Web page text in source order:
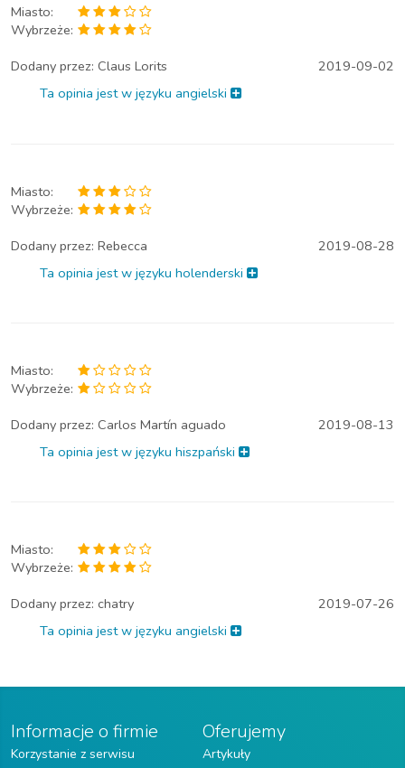
Miasto:
Wybrzeże:
Dodany przez: Claus Lorits
2019-09-02
Ta opinia jest w języku angielski
Miasto:
Wybrzeże:
Dodany przez: Rebecca
2019-08-28
Ta opinia jest w języku holenderski
Miasto:
Wybrzeże:
Dodany przez: Carlos Martín aguado
2019-08-13
Ta opinia jest w języku hiszpański
Miasto:
Wybrzeże:
Dodany przez: chatry
2019-07-26
Ta opinia jest w języku angielski
Informacje o firmie
Korzystanie z serwisu
Oferujemy
Artykuły